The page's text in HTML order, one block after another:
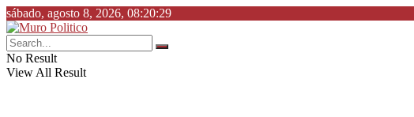
sábado, agosto 8, 2026, 08:20:29
No Result
View All Result